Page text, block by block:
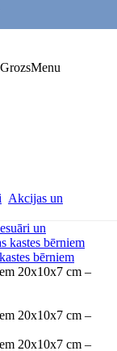
GrozsMenu
Akcijas un
un
kastes bērniem
bērniem